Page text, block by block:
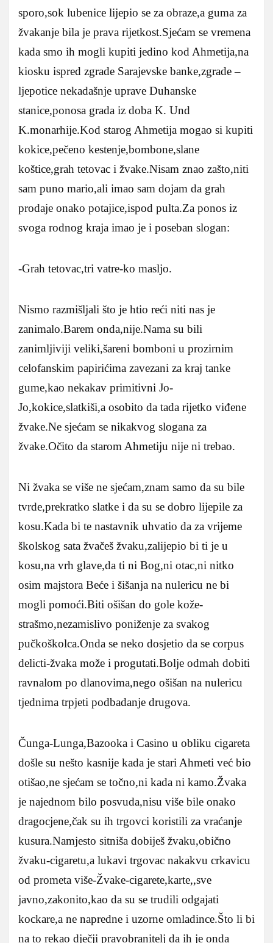
sporo,sok lubenice lijepio se za obraze,a guma za
žvakanje bila je prava rijetkost.Sjećam se vremena
kada smo ih mogli kupiti jedino kod Ahmetija,na
kiosku ispred zgrade Sarajevske banke,zgrade –
ljepotice nekadašnje uprave Duhanske
stanice,ponosa grada iz doba K. Und
K.monarhije.Kod starog Ahmetija mogao si kupiti
kokice,pečeno kestenje,bombone,slane
koštice,grah tetovac i žvake.Nisam znao zašto,niti
sam puno mario,ali imao sam dojam da grah
prodaje onako potajice,ispod pulta.Za ponos iz
svoga rodnog kraja imao je i poseban slogan:
-Grah tetovac,tri vatre-ko masljo.
Nismo razmišljali što je htio reći niti nas je
zanimalo.Barem onda,nije.Nama su bili
zanimljiviji veliki,šareni bomboni u prozirnim
celofanskim papirićima zavezani za kraj tanke
gume,kao nekakav primitivni Jo-
Jo,kokice,slatkiši,a osobito da tada rijetko viđene
žvake.Ne sjećam se nikakvog slogana za
žvake.Očito da starom Ahmetiju nije ni trebao.
Ni žvaka se više ne sjećam,znam samo da su bile
tvrde,prekratko slatke i da su se dobro lijepile za
kosu.Kada bi te nastavnik uhvatio da za vrijeme
školskog sata žvačeš žvaku,zalijepio bi ti je u
kosu,na vrh glave,da ti ni Bog,ni otac,ni nitko
osim majstora Beće i šišanja na nulericu ne bi
mogli pomoći.Biti ošišan do gole kože-
strašmo,nezamislivo poniženje za svakog
pučkoškolca.Onda se neko dosjetio da se corpus
delicti-žvaka može i progutati.Bolje odmah dobiti
ravnalom po dlanovima,nego ošišan na nulericu
tjednima trpjeti podbadanje drugova.
Čunga-Lunga,Bazooka i Casino u obliku cigareta
došle su nešto kasnije kada je stari Ahmeti već bio
otišao,ne sjećam se točno,ni kada ni kamo.Žvaka
je najednom bilo posvuda,nisu više bile onako
dragocjene,čak su ih trgovci koristili za vraćanje
kusura.Namjesto sitniša dobiješ žvaku,obično
žvaku-cigaretu,a lukavi trgovac nakakvu crkavicu
od prometa više-Žvake-cigarete,karte,,sve
javno,zakonito,kao da su se trudili odgajati
kockare,a ne napredne i uzorne omladince.Što li bi
na to rekao dječji pravobranitelj da ih je onda